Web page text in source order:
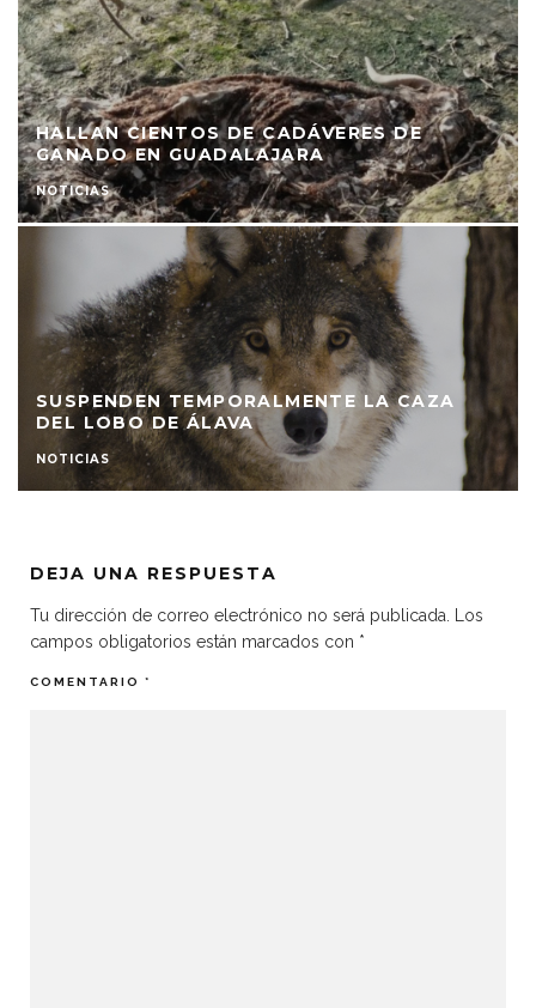
HALLAN CIENTOS DE CADÁVERES DE
GANADO EN GUADALAJARA
NOTICIAS
SUSPENDEN TEMPORALMENTE LA CAZA
DEL LOBO DE ÁLAVA
NOTICIAS
DEJA UNA RESPUESTA
Tu dirección de correo electrónico no será publicada.
Los
campos obligatorios están marcados con *
COMENTARIO *